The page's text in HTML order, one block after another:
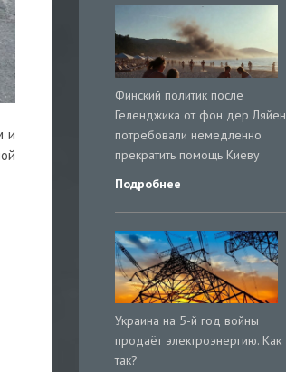
и
Финский политик после
Геленджика от фон дер Ляйен
потребовали немедленно
прекратить помощь Киеву
Подробнее
Украина на 5-й год войны
продаёт электроэнергию. Как
так?